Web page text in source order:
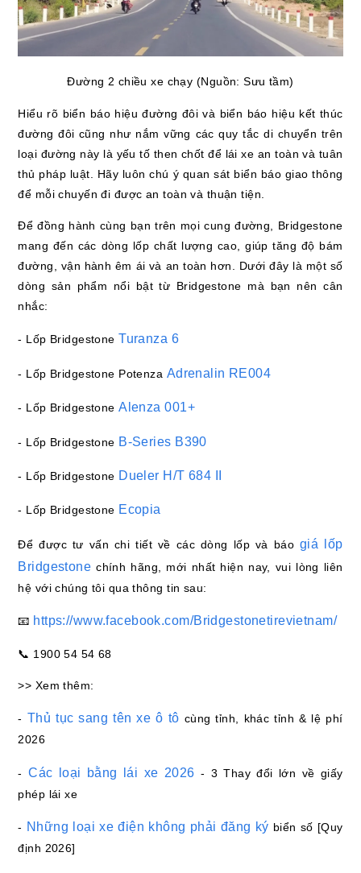
Đường 2 chiều xe chạy (Nguồn: Sưu tầm)
Hiểu rõ biển báo hiệu đường đôi và biển báo hiệu kết thúc
đường đôi cũng như nắm vững các quy tắc di chuyển trên
loại đường này là yếu tố then chốt để lái xe an toàn và tuân
thủ pháp luật. Hãy luôn chú ý quan sát biển báo giao thông
để mỗi chuyến đi được an toàn và thuận tiện.
Để đồng hành cùng bạn trên mọi cung đường, Bridgestone
mang đến các dòng lốp chất lượng cao, giúp tăng độ bám
đường, vận hành êm ái và an toàn hơn. Dưới đây là một số
dòng sản phẩm nổi bật từ Bridgestone mà bạn nên cân
nhắc:
- Lốp BridgestoneTuranza 6
- Lốp Bridgestone Potenza Adrenalin RE004
- Lốp BridgestoneAlenza 001+
- Lốp Bridgestone B-Series B390
- Lốp Bridgestone Dueler H/T 684 II
- Lốp Bridgestone Ecopia
Để được tư vấn chi tiết về các dòng lốp và báogiá lốp
Bridgestone chính hãng, mới nhất hiện nay, vui lòng liên
hệ với chúng tôi qua thông tin sau:
📧 https://www.facebook.com/Bridgestonetirevietnam/
📞 1900 54 54 68
>> Xem thêm:
- Thủ tục sang tên xe ô tô cùng tỉnh, khác tỉnh & lệ phí
2026
-Các loại bằng lái xe 2026 - 3 Thay đổi lớn về giấy
phép lái xe
- Những loại xe điện không phải đăng ký biển số [Quy
định 2026]